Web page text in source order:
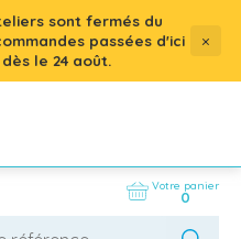
sont fermés du
passées d'ici
le 24 août.
×
Votre panier
0